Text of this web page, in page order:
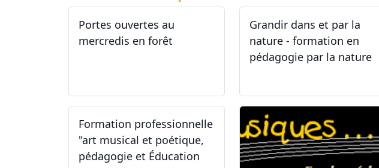
Portes ouvertes au
mercredis en forêt
Grandir dans et par la
nature - formation en
pédagogie par la nature
Formation professionnelle
"art musical et poétique,
pédagogie et Éducation